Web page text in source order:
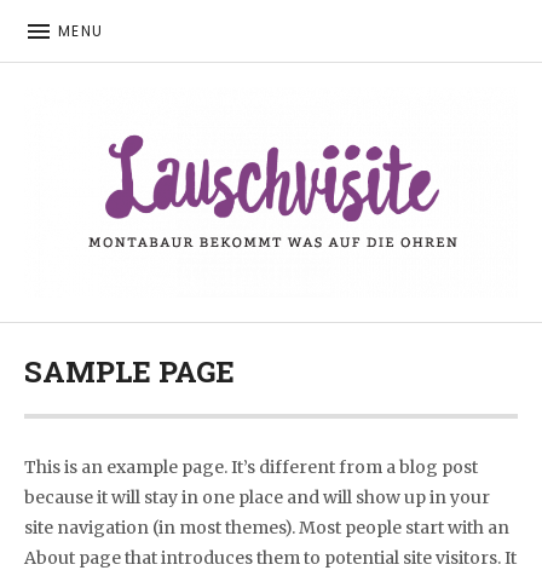
MENU
SAMPLE PAGE
This is an example page. It’s different from a blog post
because it will stay in one place and will show up in your
site navigation (in most themes). Most people start with an
About page that introduces them to potential site visitors. It